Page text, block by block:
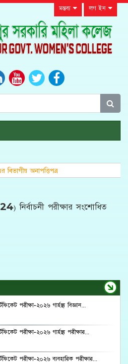
মন্তব্য লগ ইন
বিভাগীয় অনাপত্তিপত্র
নির্বাচনী পরীক্ষার সংশোধিত
পরীক্ষা-২০২৬ গার্হস্থ্য বিজ্ঞান...
পরীক্ষা-২০২৬ গার্হস্থ্য পরীক্ষার...
পরীক্ষা-২০২৬ ব্যবহারিক পরীক্ষার...